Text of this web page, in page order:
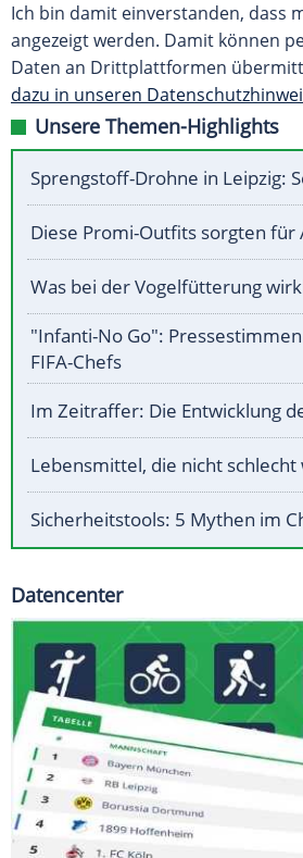
Ich bin damit einverstanden, dass
angezeigt werden. Damit können
Daten an Drittplattformen
dazu in unseren
Unsere Themen-Highlights
Sprengstoff-Drohne in Leipzig:
Diese Promi-Outfits sorgten für
Was bei der Vogelfütterung
"Infanti-No Go":
FIFA-Chefs
Im Zeitraffer: Die Entwicklung
Lebensmittel, die nicht schlecht
Sicherheitstools: 5 Mythen im
Datencenter